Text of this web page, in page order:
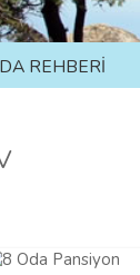
REHBERİ